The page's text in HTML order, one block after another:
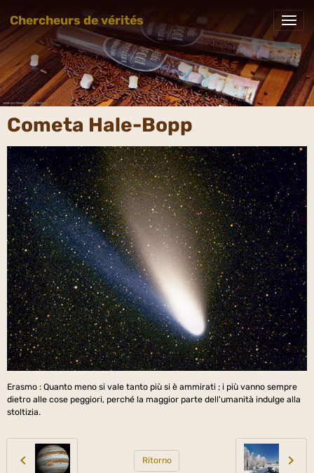
Chercheurs de vérités
Cometa Hale-Bopp
Erasmo : Quanto meno si vale tanto più si è ammirati ; i più vanno sempre
dietro alle cose peggiori, perché la maggior parte dell'umanità indulge alla
stoltizia.
Ritorno